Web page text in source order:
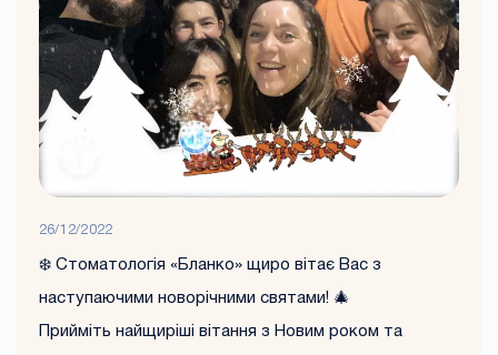
26/12/2022
❄️ Стоматологія «Бланко» щиро вітає Вас з
наступаючими новорічними святами! 🎄
Прийміть найщиріші вітання з Новим роком та